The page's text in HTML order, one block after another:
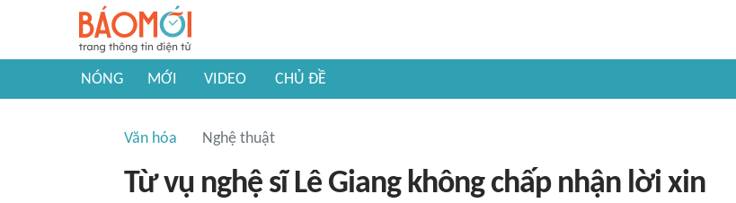
NÓNG MỚI VIDEO CHỦ ĐỀ
Văn hóa Nghệ thuật
Từ vụ nghệ sĩ Lê Giang không chấp nhận lời xin